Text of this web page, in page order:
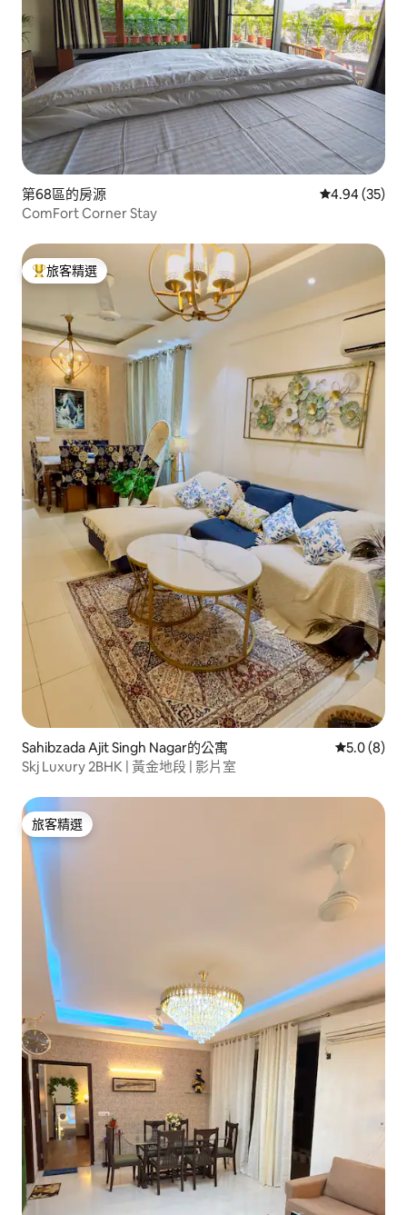
第68區的房源 從 35 則評價
4.94 (35)
ComFort Corner Stay
旅客精選榜首
旅客精選
Sahibzada Ajit Singh Nagar的公寓 從 8 則評
5.0 (8)
Skj Luxury 2BHK | 黃金地段 | 影片室
旅客精選
旅客精選